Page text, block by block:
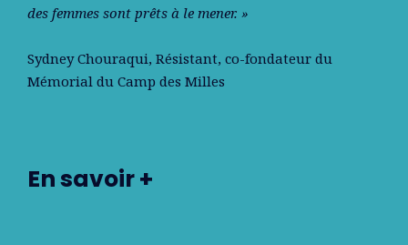
des femmes sont prêts à le mener. »
Sydney Chouraqui, Résistant, co-fondateur du
Mémorial du Camp des Milles
En savoir +